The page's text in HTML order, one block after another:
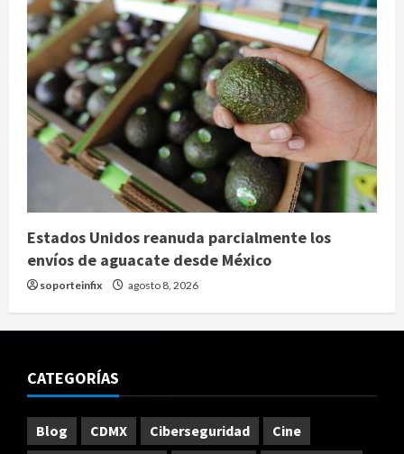
Estados Unidos reanuda parcialmente los
envíos de aguacate desde México
soporteinfix agosto 8, 2026
CATEGORÍAS
Blog CDMX Ciberseguridad
Cine